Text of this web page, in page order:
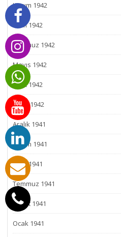
Kasım 1942
Ekim 1942
Temmuz 1942
Mayıs 1942
Mart 1942
Ocak 1942
Aralık 1941
Kasım 1941
Eylül 1941
Temmuz 1941
Şubat 1941
Ocak 1941